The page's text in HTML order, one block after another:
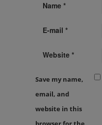
Name *
E-mail *
Website *
Save my name,
email, and
website in this